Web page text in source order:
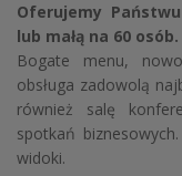
Oferujemy
lub małą na 60 osób.
Bogate menu,
obsługa zadowolą
również salę
spotkań
widoki.